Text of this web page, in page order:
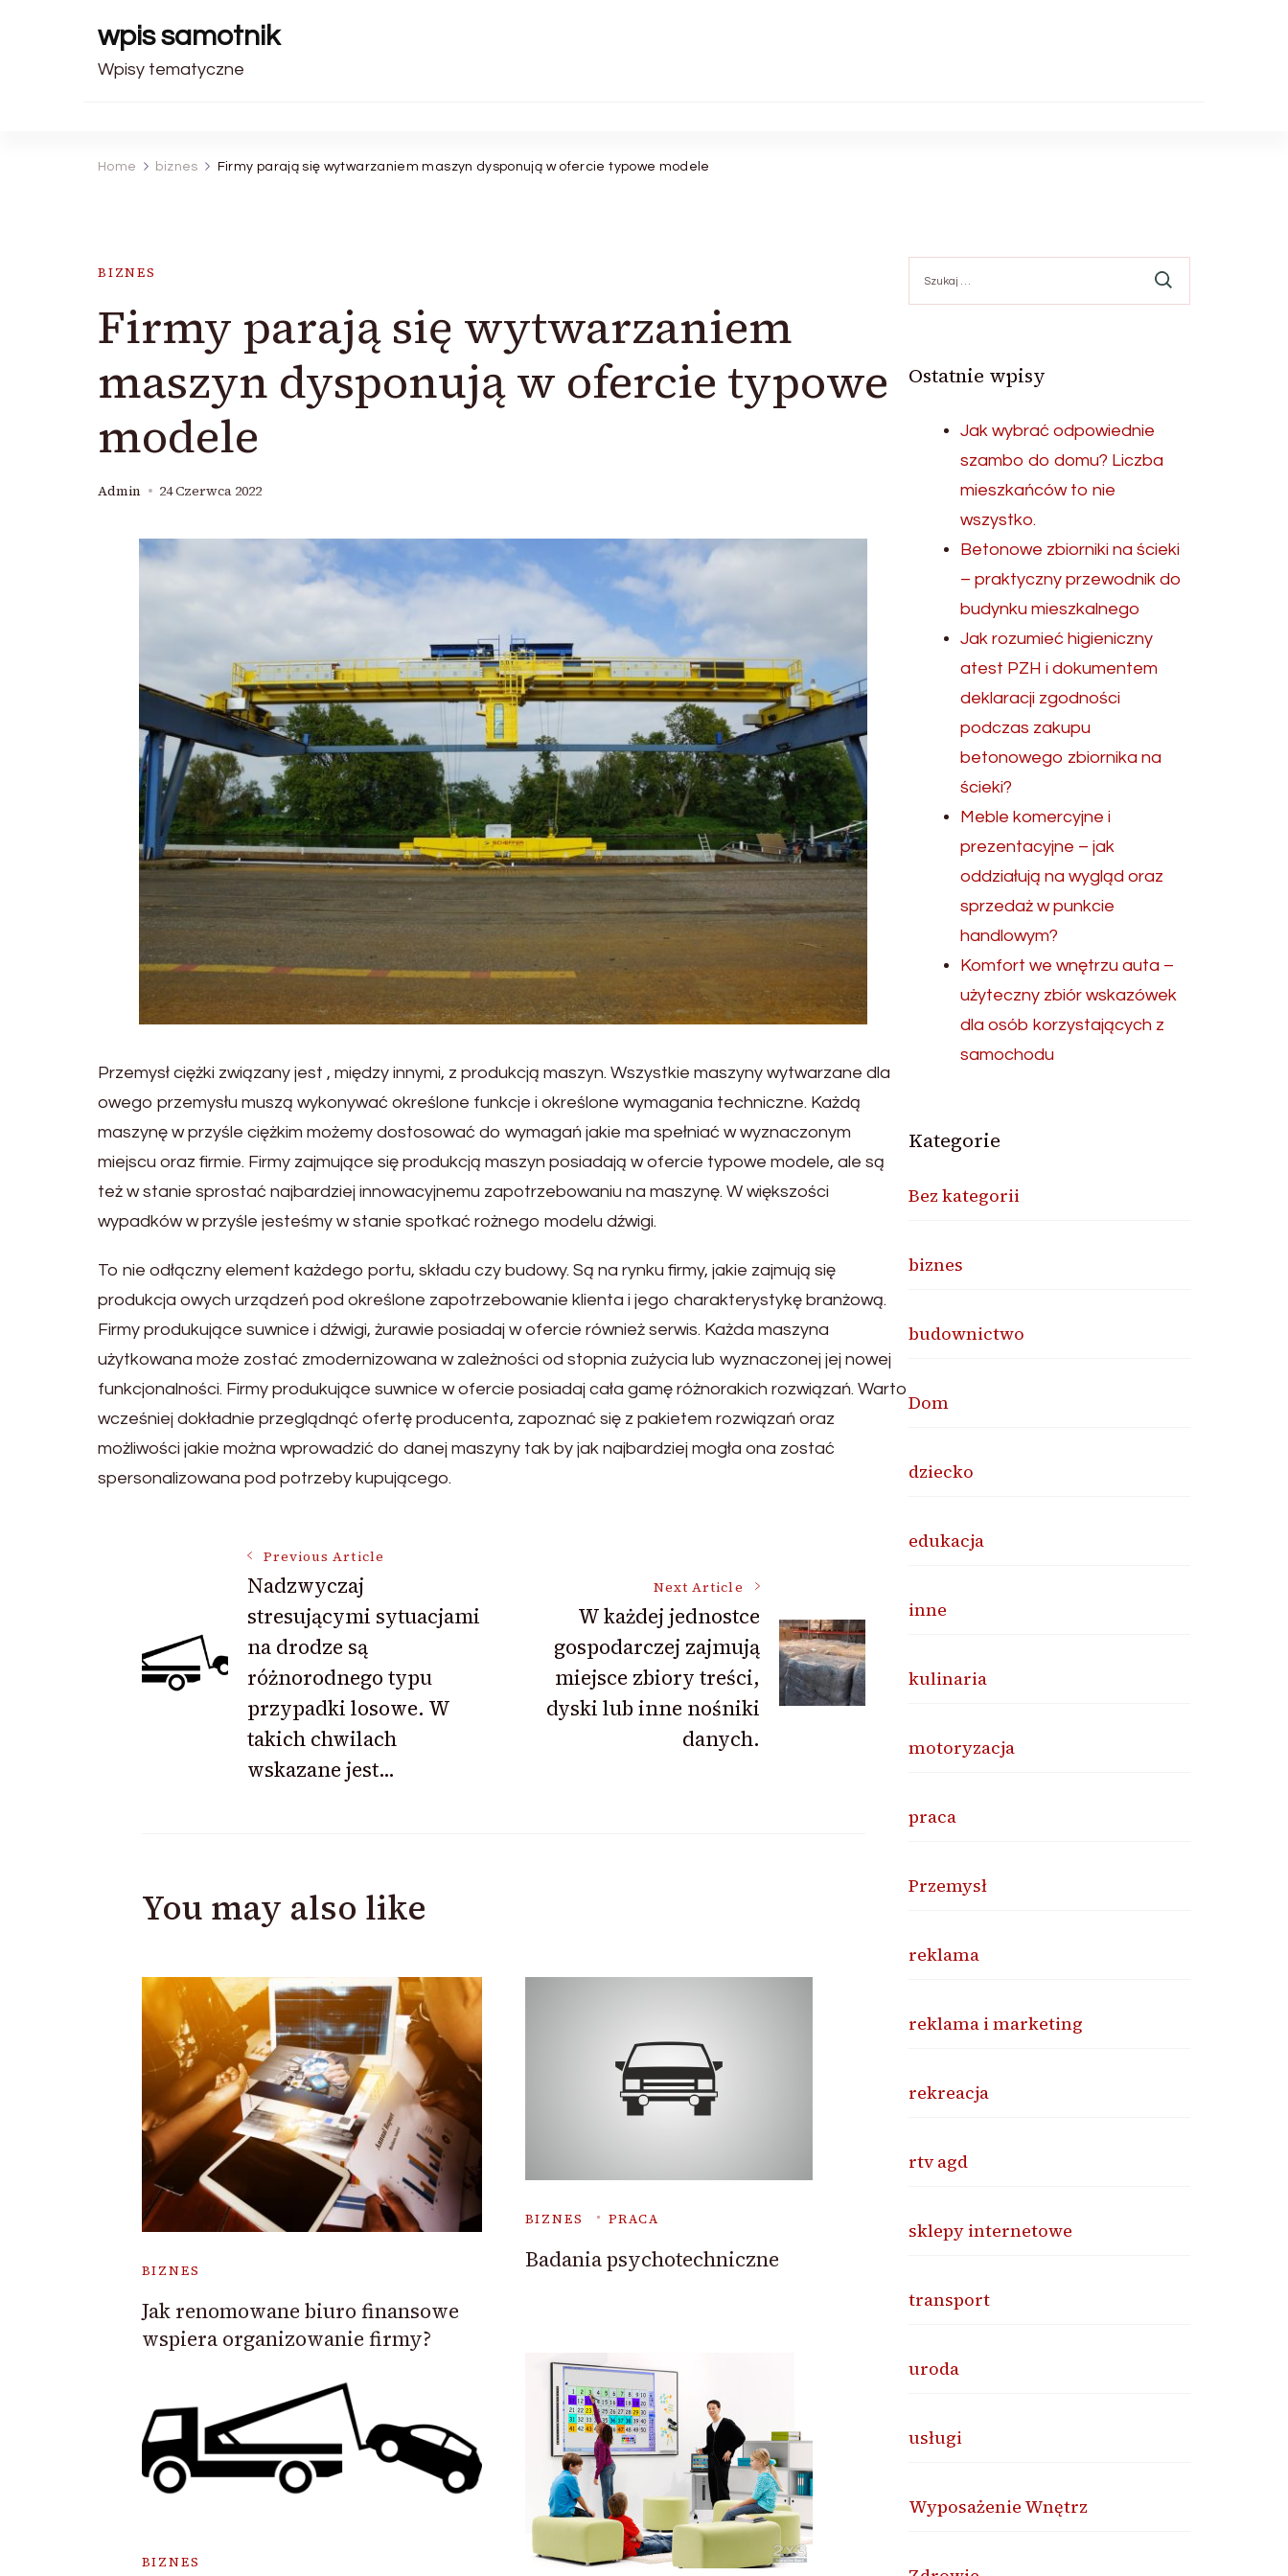
wpis samotnik
Wpisy tematyczne
Home biznes Firmy parają się wytwarzaniem maszyn dysponują w ofercie typowe modele
BIZNES
Firmy parają się wytwarzaniem
maszyn dysponują w ofercie typowe
modele
Admin 24 Czerwca 2022
Przemysł ciężki związany jest , między innymi, z produkcją maszyn. Wszystkie maszyny wytwarzane dla
owego przemysłu muszą wykonywać określone funkcje i określone wymagania techniczne. Każdą
maszynę w przyśle ciężkim możemy dostosować do wymagań jakie ma spełniać w wyznaczonym
miejscu oraz firmie. Firmy zajmujące się produkcją maszyn posiadają w ofercie typowe modele, ale są
też w stanie sprostać najbardziej innowacyjnemu zapotrzebowaniu na maszynę. W większości
wypadków w przyśle jesteśmy w stanie spotkać rożnego modelu dźwigi.
To nie odłączny element każdego portu, składu czy budowy. Są na rynku firmy, jakie zajmują się
produkcja owych urządzeń pod określone zapotrzebowanie klienta i jego charakterystykę branżową.
Firmy produkujące suwnice i dźwigi, żurawie posiadaj w ofercie również serwis. Każda maszyna
użytkowana może zostać zmodernizowana w zależności od stopnia zużycia lub wyznaczonej jej nowej
funkcjonalności. Firmy produkujące suwnice w ofercie posiadaj cała gamę różnorakich rozwiązań. Warto
wcześniej dokładnie przeglądnąć ofertę producenta, zapoznać się z pakietem rozwiązań oraz
możliwości jakie można wprowadzić do danej maszyny tak by jak najbardziej mogła ona zostać
spersonalizowana pod potrzeby kupującego.
Navigation
Previous Article
Nadzwyczaj
stresującymi sytuacjami
na drodze są
różnorodnego typu
przypadki losowe. W
takich chwilach
wskazane jest…
Next Article
W każdej jednostce
gospodarczej zajmują
miejsce zbiory treści,
dyski lub inne nośniki
danych.
You may also like
BIZNES
Jak renomowane biuro finansowe
wspiera organizowanie firmy?
BIZNES PRACA
Badania psychotechniczne
BIZNES
Ostatnie wpisy
Jak wybrać odpowiednie
szambo do domu? Liczba
mieszkańców to nie
wszystko.
Betonowe zbiorniki na ścieki
– praktyczny przewodnik do
budynku mieszkalnego
Jak rozumieć higieniczny
atest PZH i dokumentem
deklaracji zgodności
podczas zakupu
betonowego zbiornika na
ścieki?
Meble komercyjne i
prezentacyjne – jak
oddziałują na wygląd oraz
sprzedaż w punkcie
handlowym?
Komfort we wnętrzu auta –
użyteczny zbiór wskazówek
dla osób korzystających z
samochodu
Kategorie
Bez kategorii
biznes
budownictwo
Dom
dziecko
edukacja
inne
kulinaria
motoryzacja
praca
Przemysł
reklama
reklama i marketing
rekreacja
rtv agd
sklepy internetowe
transport
uroda
usługi
Wyposażenie Wnętrz